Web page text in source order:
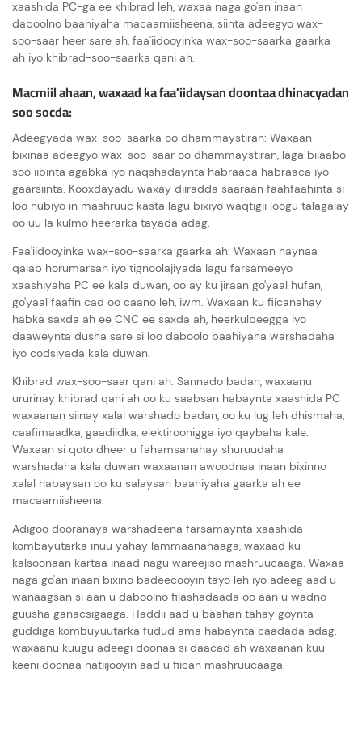
xaashida PC-ga ee khibrad leh, waxaa naga go'an inaan
daboolno baahiyaha macaamiisheena, siinta adeegyo wax-
soo-saar heer sare ah, faa'iidooyinka wax-soo-saarka gaarka
ah iyo khibrad-soo-saarka qani ah.
Macmiil ahaan, waxaad ka faa'iidaysan doontaa dhinacyadan
soo socda:
Adeegyada wax-soo-saarka oo dhammaystiran: Waxaan
bixinaa adeegyo wax-soo-saar oo dhammaystiran, laga bilaabo
soo iibinta agabka iyo naqshadaynta habraaca habraaca iyo
gaarsiinta. Kooxdayadu waxay diiradda saaraan faahfaahinta si
loo hubiyo in mashruuc kasta lagu bixiyo waqtigii loogu talagalay
oo uu la kulmo heerarka tayada adag.
Faa'iidooyinka wax-soo-saarka gaarka ah: Waxaan haynaa
qalab horumarsan iyo tignoolajiyada lagu farsameeyo
xaashiyaha PC ee kala duwan, oo ay ku jiraan go'yaal hufan,
go'yaal faafin cad oo caano leh, iwm. Waxaan ku fiicanahay
habka saxda ah ee CNC ee saxda ah, heerkulbeegga iyo
daaweynta dusha sare si loo daboolo baahiyaha warshadaha
iyo codsiyada kala duwan.
Khibrad wax-soo-saar qani ah: Sannado badan, waxaanu
ururinay khibrad qani ah oo ku saabsan habaynta xaashida PC
waxaanan siinay xalal warshado badan, oo ku lug leh dhismaha,
caafimaadka, gaadiidka, elektiroonigga iyo qaybaha kale.
Waxaan si qoto dheer u fahamsanahay shuruudaha
warshadaha kala duwan waxaanan awoodnaa inaan bixinno
xalal habaysan oo ku salaysan baahiyaha gaarka ah ee
macaamiisheena.
Adigoo dooranaya warshadeena farsamaynta xaashida
kombayutarka inuu yahay lammaanahaaga, waxaad ku
kalsoonaan kartaa inaad nagu wareejiso mashruucaaga. Waxaa
naga go'an inaan bixino badeecooyin tayo leh iyo adeeg aad u
wanaagsan si aan u daboolno filashadaada oo aan u wadno
guusha ganacsigaaga. Haddii aad u baahan tahay goynta
guddiga kombuyuutarka fudud ama habaynta caadada adag,
waxaanu kuugu adeegi doonaa si daacad ah waxaanan kuu
keeni doonaa natiijooyin aad u fiican mashruucaaga.